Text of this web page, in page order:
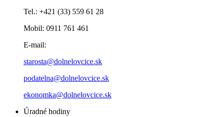
Tel.: +421 (33) 559 61 28
Mobil: 0911 761 461
E-mail:
starosta@dolnelovcice.sk
podatelna@dolnelovcice.sk
ekonomka@dolnelovcice.sk
Úradné hodiny